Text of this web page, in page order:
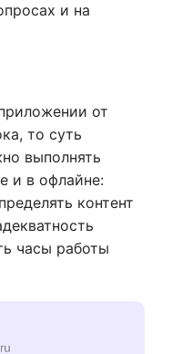
и на
от
то суть
выполнять
и в офлайне:
контент
часы работы